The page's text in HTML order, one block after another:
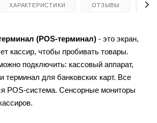
ХАРАКТЕРИСТИКИ ОТЗЫВЫ
(POS-терминал) - это экран,
кассир, чтобы пробивать товары.
подключить: кассовый аппарат,
терминал для банковских карт. Все
POS-система. Сенсорные мониторы